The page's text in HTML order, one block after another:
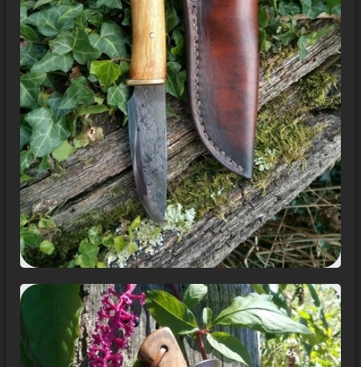
Etui
Formation - Stage découverte
La presse en parle
Modalités d'achat
Mentions Légales